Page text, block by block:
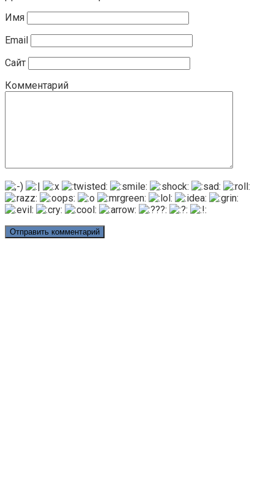
Имя
Email
Сайт
Комментарий